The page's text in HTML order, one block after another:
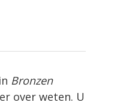
Bronzen
over weten. U